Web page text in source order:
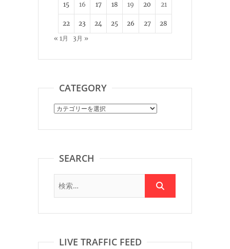
15 16 17 18 19 20 21
22 23 24 25 26 27
28
« 1月
3月 »
CATEGORY
Category
SEARCH
LIVE TRAFFIC FEED